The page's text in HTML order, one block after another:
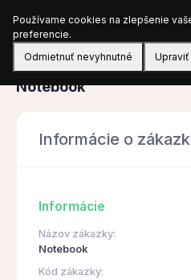
Obstarávanie
Notebook
Informácie o
Informácie
Názov zákazky:
Notebook
Kód zákazky:
Používame cookies na zlepšenie
preferencie.
Odmietnuť nevyhnutné
Upraviť